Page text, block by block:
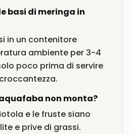
basi di meringa in
in un contenitore
ambiente per 3-4
poco prima di servire
non monta?
e le fruste siano
e prive di grassi.